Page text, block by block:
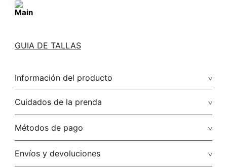
GUIA DE TALLAS
Información del producto
100.00% lino/linen
Cuidados de la prenda
Lavado profesional en húmedo (w) planchar con vapor
No lavar
Métodos de pago
Tarjetas de crédito: Visa, Dinners, Master Card y American
Envíos y devoluciones